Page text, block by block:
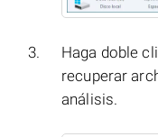
Haga doble
recuperar
análisis.